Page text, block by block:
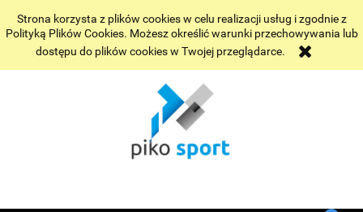
Strona korzysta z plików cookies w celu realizacji usług i zgodnie z
Polityką Plików Cookies. Możesz określić warunki przechowywania lub
dostępu do plików cookies w Twojej przeglądarce.
Wybrane realizacje Kontakt